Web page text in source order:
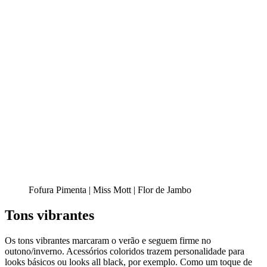
Fofura Pimenta | Miss Mott | Flor de Jambo
Tons vibrantes
Os tons vibrantes marcaram o verão e seguem firme no
outono/inverno. Acessórios coloridos trazem personalidade para
looks básicos ou looks all black, por exemplo. Como um toque de